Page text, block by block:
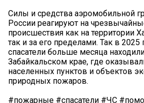
Силы и средства аэромобильной
России реагируют на
происшествия как на территории
так и за его пределами. Так в
спасатели больше месяца
Забайкальском крае, где
населенных пунктов и объектов
природных пожаров.
#пожарные #спасатели #ЧС